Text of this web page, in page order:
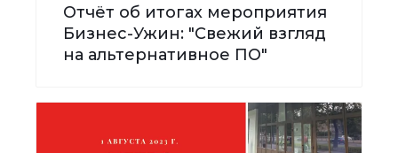
Отчёт об итогах мероприятия
Бизнес-Ужин: "Свежий взгляд
на альтернативное ПО"